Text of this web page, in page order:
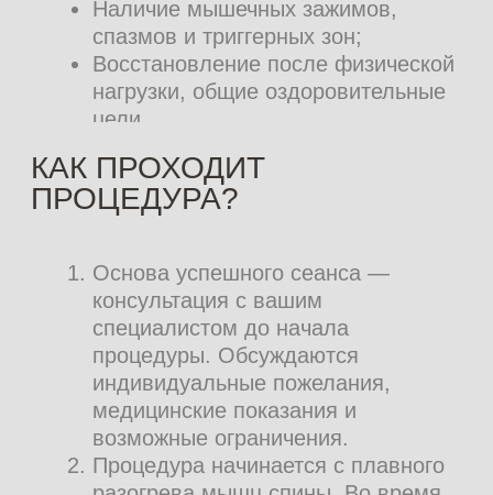
и справиться с внутренним напряжением.
Каждый сеанс проводится на
профессиональной косметике Comfort
Zone (Зона комфорта) — бренд из
Италии с бьюти-продуктами с
натуральными компонентами в составе.
внутреннее напряжение отступают без
шансов на возвращение.
Кстати, ключ к успеху или стабильному
массаж. Каждый гость может сделать
выбор по душе — от 5 до 20 сеансов и
заручиться поддержкой своего тела на
долгое время. Актуальный прайс услуг —
. Как и скидка на первый визит во
все 30%. Остается только найти тот
самый час для себя и записаться на